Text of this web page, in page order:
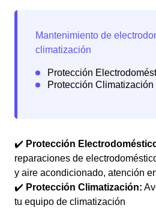
✔️ Protección
reparaciones de
y aire acondicionado, atención
✔️ Protección Climatización:
tu equipo de climatización